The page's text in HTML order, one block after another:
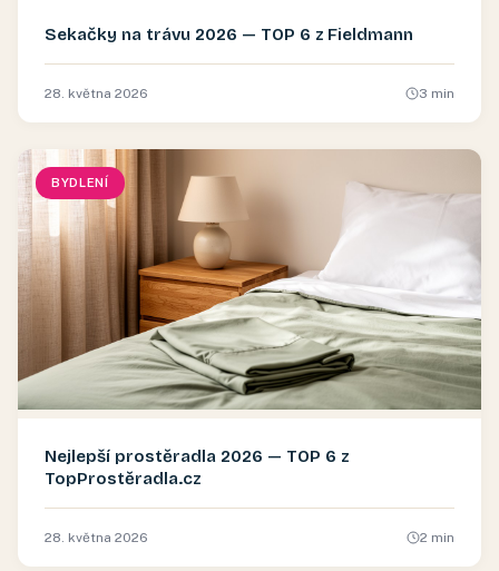
Sekačky na trávu 2026 — TOP 6 z Fieldmann
28. května 2026 3 min
BYDLENÍ
Nejlepší prostěradla 2026 — TOP 6 z
TopProstěradla.cz
28. května 2026 2 min